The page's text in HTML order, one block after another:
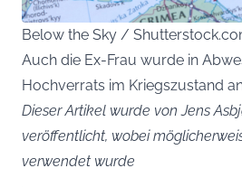
Below the Sky /
Auch die Ex-Frau wurde in
Hochverrats im Kriegszustand
Dieser Artikel wurde von Jens
veröffentlicht, wobei
verwendet wurde